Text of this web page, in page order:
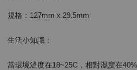
規格：127mm x 29.5mm
生活小知識：
當環境溫度在18~25C，相對濕度在